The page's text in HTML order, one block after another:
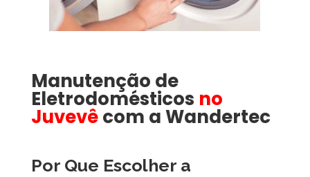
Manutenção de
Eletrodomésticos no
Juvevêcom a Wandertec
Por Que Escolher a